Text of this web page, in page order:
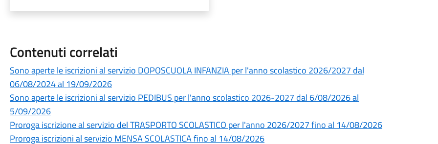
Contenuti correlati
Sono aperte le iscrizioni al servizio DOPOSCUOLA INFANZIA per l'anno scolastico 2026/2027 dal
06/08/2024 al 19/09/2026
Sono aperte le iscrizioni al servizio PEDIBUS per l'anno scolastico 2026-2027 dal 6/08/2026 al
5/09/2026
Proroga iscrizione al servizio del TRASPORTO SCOLASTICO per l'anno 2026/2027 fino al 14/08/2026
Proroga iscrizioni al servizio MENSA SCOLASTICA fino al 14/08/2026